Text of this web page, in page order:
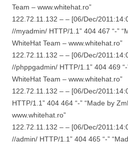
Team – www.whitehat.ro”
122.72.11.132 – – [06/Dec/
//myadmin/ HTTP/1.1” 404 467 “-”
WhiteHat Team – www.whitehat.ro”
122.72.11.132 – – [06/Dec/
//phppgadmin/ HTTP/1.1” 404 469
WhiteHat Team – www.whitehat.ro”
122.72.11.132 – – [06/Dec/
HTTP/1.1” 404 464 “-” “Made by
www.whitehat.ro”
122.72.11.132 – – [06/Dec/
//admin/ HTTP/1.1” 404 465 “-”